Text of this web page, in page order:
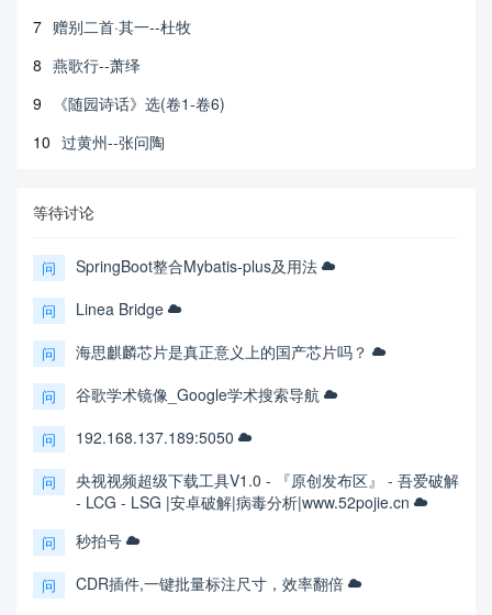
7 赠别二首·其一--杜牧
8 燕歌行--萧绎
9
《随园诗话》选(卷1-卷6)
10 过黄州--张问陶
等待讨论
问 SpringBoot整合Mybatis-plus及用法
问 Linea Bridge
问 海思麒麟芯片是真正意义上的国产芯片吗？
问 谷歌学术镜像_Google学术搜索导航
问 192.168.137.189:5050
问
央视视频超级下载工具V1.0 - 『原创发布区』 - 吾爱破解
- LCG - LSG |安卓破解|病毒分析|www.52pojie.cn
问 秒拍号
问
CDR插件,一键批量标注尺寸，效率翻倍